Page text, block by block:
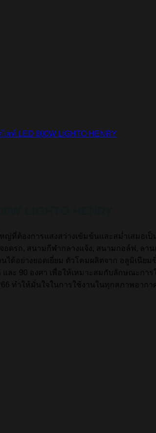
ลท์ LED 600W LIGHTO HENRY
ที่ต้องการแสงสว่างเข้มข้นและสม่ำเสมอเ
ดรถ, สนามกีฬากลางแจ้ง, สนามกอล์ฟ, ลา
ได้อย่างยอดเยี่ยม ตัวโคมผลิตจาก อลูมิเนีย
ละ 90 องศา เพื่อให้เหมาะสมกับลักษณะกา
ทำให้มั่นใจในการใช้งานในทุกสภาพอากา